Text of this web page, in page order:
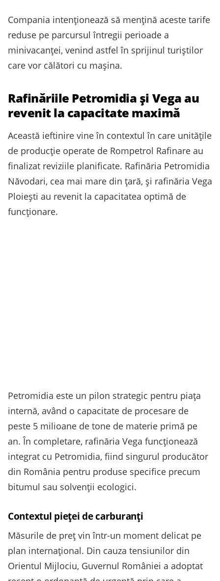
Compania intenționează să mențină aceste tarife
reduse pe parcursul întregii perioade a
minivacanței, venind astfel în sprijinul turiștilor
care vor călători cu mașina.
Rafinăriile Petromidia și Vega au
revenit la capacitate maximă
Această ieftinire vine în contextul în care unitățile
de producție operate de Rompetrol Rafinare au
finalizat reviziile planificate. Rafinăria Petromidia
Năvodari, cea mai mare din țară, și rafinăria Vega
Ploiești au revenit la capacitatea optimă de
funcționare.
Petromidia este un pilon strategic pentru piața
internă, având o capacitate de procesare de
peste 5 milioane de tone de materie primă pe
an. În completare, rafinăria Vega funcționează
integrat cu Petromidia, fiind singurul producător
din România pentru produse specifice precum
bitumul sau solvenții ecologici.
Contextul pieței de carburanți
Măsurile de preț vin într-un moment delicat pe
plan internațional. Din cauza tensiunilor din
Orientul Mijlociu, Guvernul României a adoptat